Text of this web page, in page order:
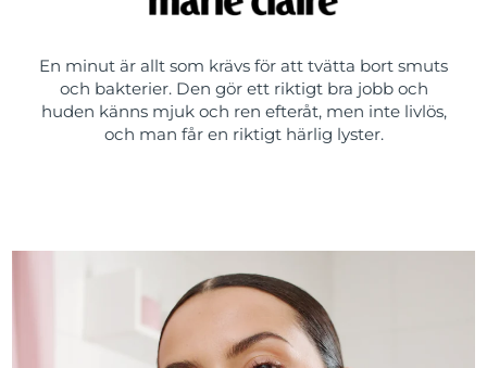
En minut är allt som krävs för att tvätta bort smuts
och bakterier. Den gör ett riktigt bra jobb och
huden känns mjuk och ren efteråt, men inte livlös,
och man får en riktigt härlig lyster.